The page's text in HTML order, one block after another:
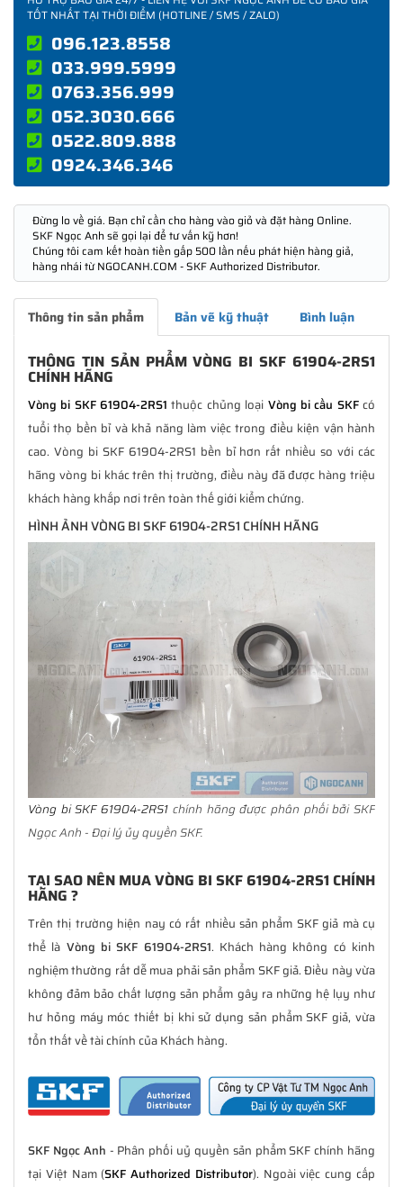
TỐT NHẤT TẠI THỜI ĐIỂM (HOTLINE / SMS / ZALO)
096.123.8558
033.999.5999
0763.356.999
052.3030.666
0522.809.888
0924.346.346
Đừng lo về giá. Bạn chỉ cần cho hàng vào giỏ và đặt hàng Online.
SKF Ngọc Anh sẽ gọi lại để tư vấn kỹ hơn!
Chúng tôi cam kết hoàn tiền gấp 500 lần nếu phát hiện hàng giả,
hàng nhái từ NGOCANH.COM - SKF Authorized Distributor.
Thông tin sản phẩm Bản vẽ kỹ thuật Bình luận
THÔNG TIN SẢN PHẨM VÒNG BI SKF 61904-2RS1
CHÍNH HÃNG
Vòng bi SKF 61904-2RS1 thuộc chủng loại Vòng bi cầu SKFcó
tuổi thọ bền bỉ và khả năng làm việc trong điều kiện vận hành
cao. Vòng bi SKF 61904-2RS1 bền bỉ hơn rất nhiều so với các
hãng vòng bi khác trên thị trường, điều này đã được hàng triệu
khách hàng khắp nơi trên toàn thế giới kiểm chứng.
HÌNH ẢNH VÒNG BI SKF 61904-2RS1 CHÍNH HÃNG
Vòng bi SKF 61904-2RS1 chính hãng được phân phối bởi SKF
Ngọc Anh - Đại lý ủy quyền SKF.
TẠI SAO NÊN MUA VÒNG BI SKF 61904-2RS1 CHÍNH
HÃNG ?
Trên thị trường hiện nay có rất nhiều sản phẩm SKF giả mà cụ
thể là Vòng bi SKF 61904-2RS1. Khách hàng không có kinh
nghiệm thường rất dễ mua phải sản phẩm SKF giả. Điều này vừa
không đảm bảo chất lượng sản phẩm gây ra những hệ lụy như
hư hỏng máy móc thiết bị khi sử dụng sản phẩm SKF giả, vừa
tổn thất về tài chính của Khách hàng.
SKF Ngọc Anh - Phân phối uỷ quyền sản phẩm SKF chính hãng
tại Việt Nam (SKF Authorized Distributor). Ngoài việc cung cấp